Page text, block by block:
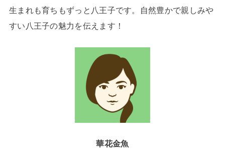
生まれも育ちもずっと八王子です。自然豊かで親しみや
すい八王子の魅力を伝えます！
華花金魚